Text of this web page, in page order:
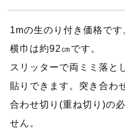
1mの生のり付き価格です
横巾は約92㎝です。
スリッターで両ミミ落と
貼りできます。突き合わ
合わせ切り(重ね切り)の
せん。